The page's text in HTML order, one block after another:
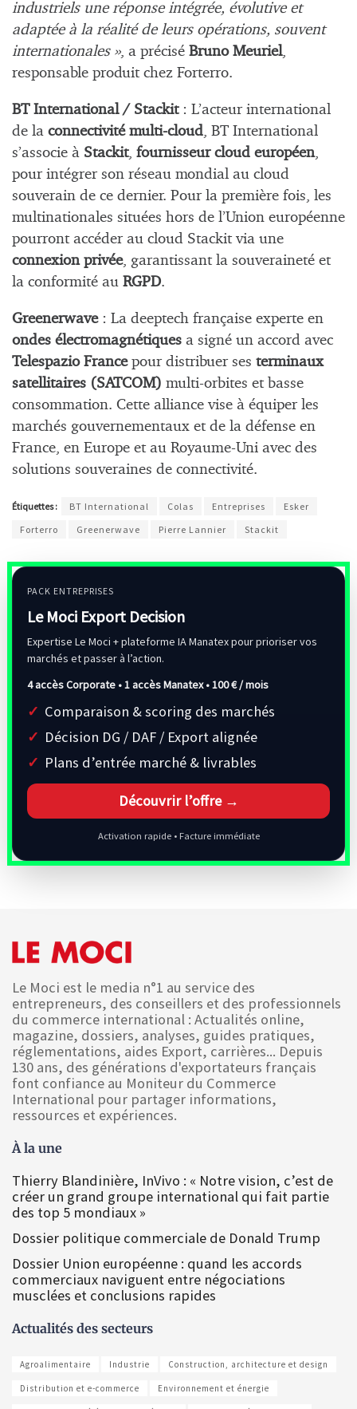
industriels une réponse intégrée, évolutive et
adaptée à la réalité de leurs opérations, souvent
internationales », a précisé Bruno Meuriel,
responsable produit chez Forterro.
BT International / Stackit: L’acteur international
de la connectivité multi-cloud, BT International
s’associe à Stackit, fournisseur cloud européen,
pour intégrer son réseau mondial au cloud
souverain de ce dernier. Pour la première fois, les
multinationales situées hors de l’Union européenne
pourront accéder au cloud Stackit via une
connexion privée, garantissant la souveraineté et
la conformité au RGPD.
Greenerwave: La deeptech française experte en
ondes électromagnétiques a signé un accord avec
Telespazio Francepour distribuer ses terminaux
satellitaires (SATCOM) multi-orbites et basse
consommation. Cette alliance vise à équiper les
marchés gouvernementaux et de la défense en
France, en Europe et au Royaume-Uni avec des
solutions souveraines de connectivité.
Étiquettes : BT International Colas Entreprises
Esker
Forterro
Greenerwave Pierre Lannier Stackit
PACK ENTREPRISES
Le Moci Export Decision
Expertise Le Moci + plateforme IA Manatex pour prioriser vos
marchés et passer à l’action.
4 accès Corporate • 1 accès Manatex •100 € / mois
Comparaison & scoring des marchés
Décision DG / DAF / Export alignée
Plans d’entrée marché & livrables
Découvrir l’offre →
Activation rapide • Facture immédiate
Le Moci est le media n°1 au service des
entrepreneurs, des conseillers et des professionnels
du commerce international : Actualités online,
magazine, dossiers, analyses, guides pratiques,
réglementations, aides Export, carrières... Depuis
130 ans, des générations d'exportateurs français
font confiance au Moniteur du Commerce
International pour partager informations,
ressources et expériences.
À la une
Thierry Blandinière, InVivo : « Notre vision, c’est de
créer un grand groupe international qui fait partie
des top 5 mondiaux »
Dossier politique commerciale de Donald Trump
Dossier Union européenne : quand les accords
commerciaux naviguent entre négociations
musclées et conclusions rapides
Actualités des secteurs
Agroalimentaire Industrie Construction, architecture et design
Distribution et e-commerce Environnement et énergie